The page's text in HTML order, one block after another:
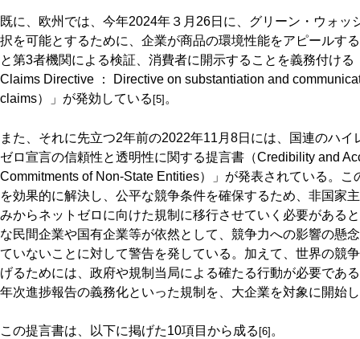
既に、欧州では、今年2024年３月26日に、グリーン・ウォッ
択を可能とするために、企業が商品の環境性能をアピールす
と第3者機関による検証、消費者に開示することを義務付け
Claims Directive ： Directive on substantiation and
claims）」が発効している [5] 。
また、それに先立つ2年前の2022年11月8日には、国連のハ
ゼロ宣言の信頼性と透明性に関する提言書（Credibility and
Commitments of Non-State Entities）」が発表されている。
を効果的に解決し、公平な競争条件を確保するため、非国家
みからネットゼロに向けた規制に移行させていく必要がある
な民間企業や国有企業等が依然として、競争力への影響の懸
ていないことに対して警告を発している。加えて、世界の競
げるためには、政府や規制当局による確たる行動が必要であ
年次進捗報告の義務化といった規制を、大企業を対象に開始
この提言書は、以下に掲げた10項目から成る [6] 。